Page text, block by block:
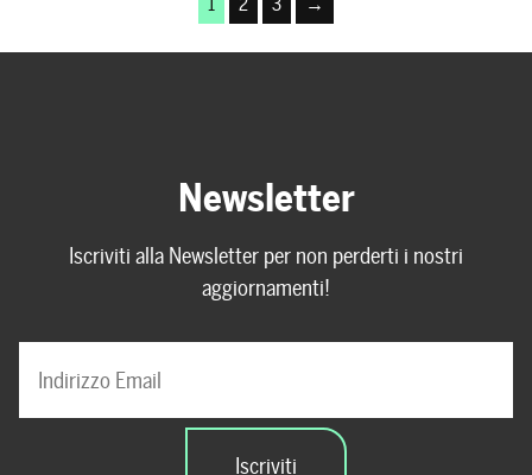
Newsletter
Iscriviti alla Newsletter per non perderti i nostri
aggiornamenti!